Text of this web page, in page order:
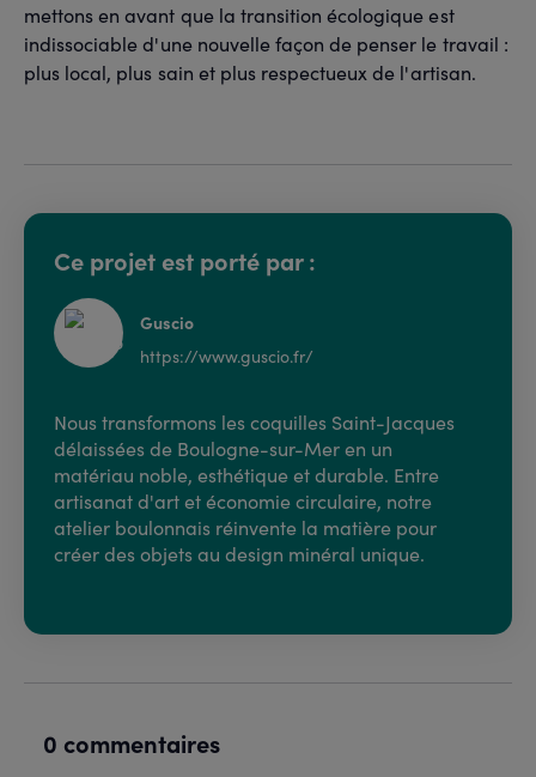
mettons en avant que la transition écologique est
indissociable d'une nouvelle façon de penser le travail :
plus local, plus sain et plus respectueux de l'artisan.
0 commentaires
Ce projet est porté par :
Guscio
https://www.guscio.fr/
Nous transformons les coquilles Saint-Jacques
délaissées de Boulogne-sur-Mer en un
matériau noble, esthétique et durable. Entre
artisanat d'art et économie circulaire, notre
atelier boulonnais réinvente la matière pour
créer des objets au design minéral unique.